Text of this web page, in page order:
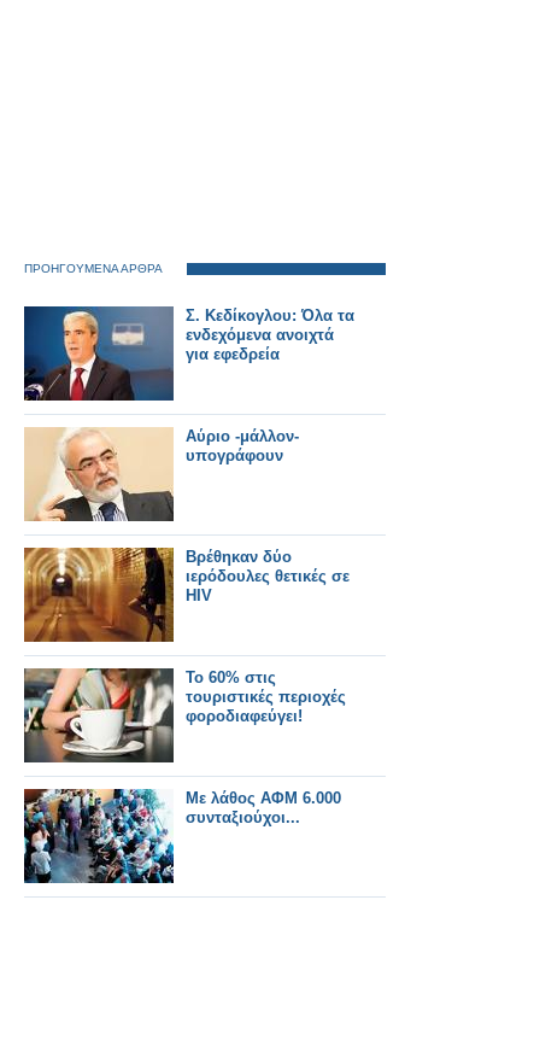
ΠΡΟΗΓΟΥΜΕΝΑ ΑΡΘΡΑ
Σ. Κεδίκογλου: Όλα τα
ενδεχόμενα ανοιχτά
για εφεδρεία
Αύριο -μάλλον-
υπογράφουν
Βρέθηκαν δύο
ιερόδουλες θετικές σε
HIV
To 60% στις
τουριστικές περιοχές
φοροδιαφεύγει!
Με λάθος ΑΦΜ 6.000
συνταξιούχοι...